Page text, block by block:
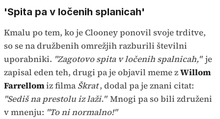
'Spita pa v ločenih splanicah'
Kmalu po tem, ko je Clooney ponovil svoje trditve,
so se na družbenih omrežjih razburili številni
uporabniki. "Zagotovo spita v ločenih spalnicah," je
zapisal eden teh, drugi pa je objavil meme zWillom
Farrellomiz filma Škrat, dodal pa je znani citat:
"Sediš na prestolu iz laži." Mnogi pa so bili združeni
v mnenju: "To ni normalno!"